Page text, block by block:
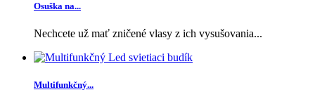
Osuška na...
Nechcete už mať zničené vlasy z ich vysušovania...
Multifunkčný...